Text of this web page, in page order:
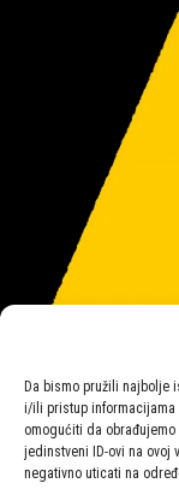
Da bismo pružili najbolje
i/ili pristup informacijama
omogućiti da
jedinstveni ID-ovi na
negativno uticati na